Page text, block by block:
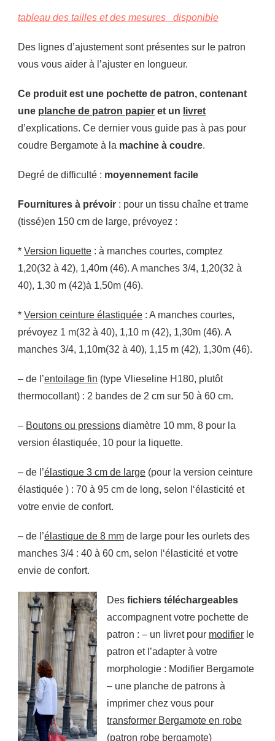
tableau des tailles et des mesures disponible
Des lignes d’ajustement sont présentes sur le patron
vous vous aider à l’ajuster en longueur.
Ce produit est une pochette de patron, contenant
une planche de patron papier et un livret
d’explications. Ce dernier vous guide pas à pas pour
coudre Bergamote à la machine à coudre.
Degré de difficulté : moyennement facile
Fournitures à prévoir : pour un tissu chaîne et trame
(tissé)en 150 cm de large, prévoyez :
* Version liquette : à manches courtes, comptez
1,20(32 à 42), 1,40m (46). A manches 3/4, 1,20(32 à
40), 1,30 m (42)à 1,50m (46).
* Version ceinture élastiquée : A manches courtes,
prévoyez 1 m(32 à 40), 1,10 m (42), 1,30m (46). A
manches 3/4, 1,10m(32 à 40), 1,15 m (42), 1,30m (46).
– de l’entoilage fin (type Vlieseline H180, plutôt
thermocollant) : 2 bandes de 2 cm sur 50 à 60 cm.
– Boutons ou pressions diamètre 10 mm, 8 pour la
version élastiquée, 10 pour la liquette.
– de l’élastique 3 cm de large (pour la version ceinture
élastiquée ) : 70 à 95 cm de long, selon l‘élasticité et
votre envie de confort.
– de l’élastique de 8 mm de large pour les ourlets des
manches 3/4 : 40 à 60 cm, selon l‘élasticité et votre
envie de confort.
Des fichiers téléchargeables
accompagnent votre pochette de
patron : – un livret pour modifierle
patron et l’adapter à votre
morphologie : Modifier Bergamote
– une planche de patrons à
imprimer chez vous pour
transformer Bergamote en robe
(patron robe bergamote)